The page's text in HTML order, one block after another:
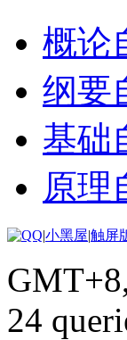
概论
纲要
基础
原理
|小黑屋|触屏
24